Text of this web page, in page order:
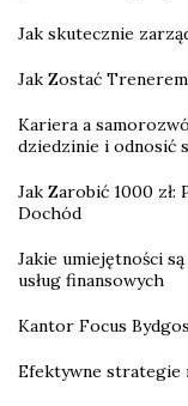
Jak skutecznie
Jak Zostać
Kariera a
dziedzinie i odnosić
Jak Zarobić 1000
Dochód
Jakie umiejętności
usług finansowych
Kantor Focus
Efektywne strategie